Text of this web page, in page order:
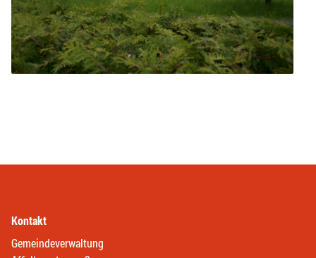
Kontakt
Gemeindeverwaltung